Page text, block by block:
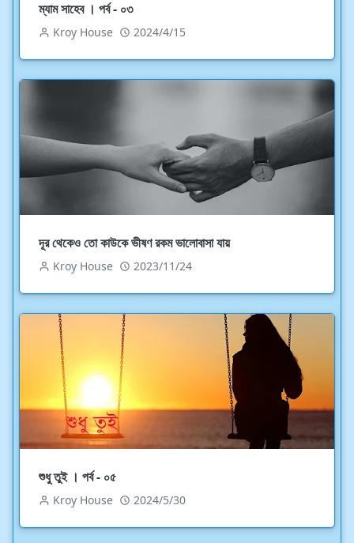
ম্যাম সাহেব । পর্ব - ০৩
Kroy House 2024/4/15
দূর থেকেও তো কাউকে ভীষণ রকম ভালোবাসা যায়
Kroy House 2023/11/24
শুধু তুই । পর্ব - ০৫
Kroy House 2024/5/30